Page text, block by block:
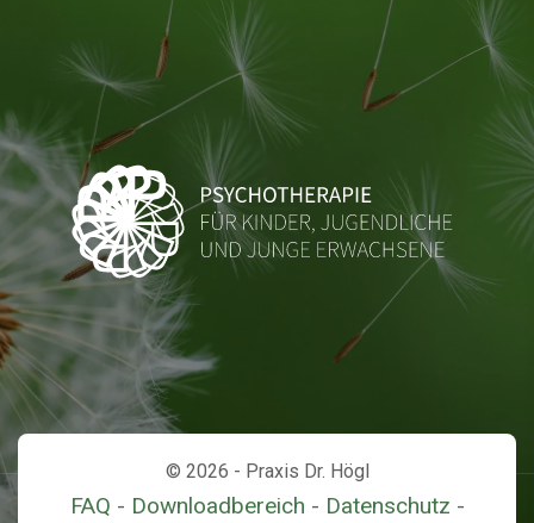
© 2026 - Praxis Dr. Högl
FAQ - Downloadbereich - Datenschutz -